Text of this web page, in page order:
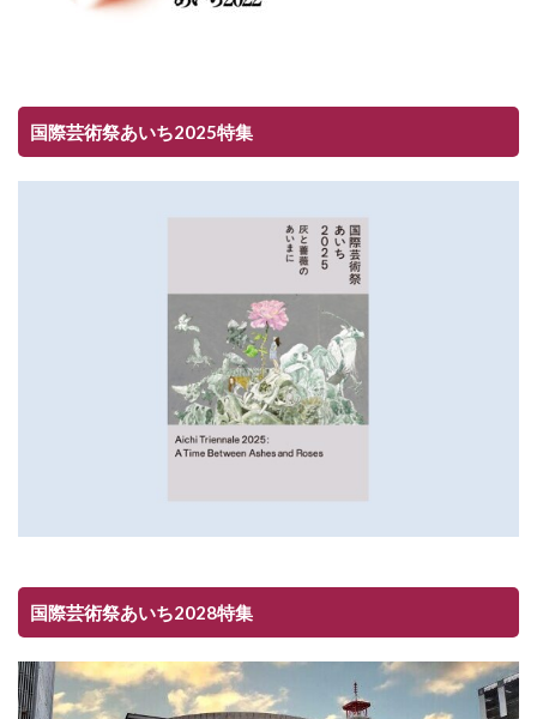
国際芸術祭あいち2025特集
国際芸術祭あいち2028特集